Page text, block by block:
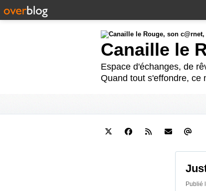
Canaille le
Espace d'échanges, de
Quand tout s'effondre, ce
Publié